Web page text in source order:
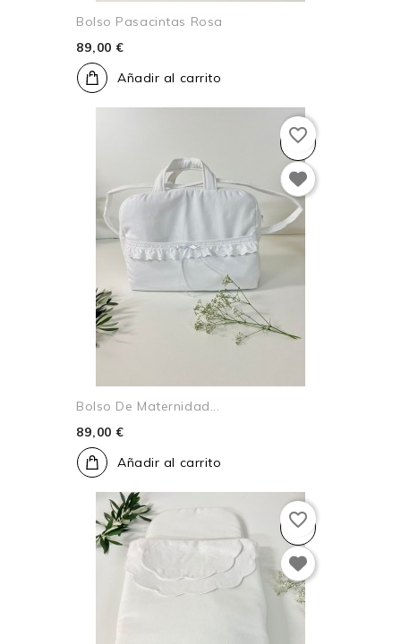
Bolso Pasacintas Rosa
89,00 €
Añadir al carrito
Bolso De Maternidad...
89,00 €
Añadir al carrito
favorite_border
favorite_border